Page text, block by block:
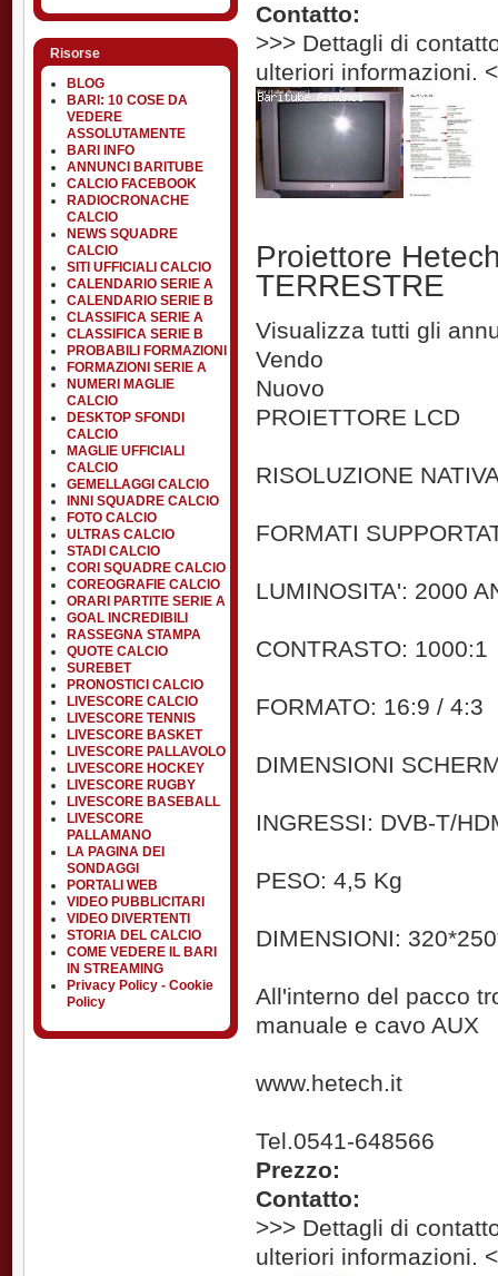
Risorse
BLOG
BARI: 10 COSE DA
VEDERE
ASSOLUTAMENTE
BARI INFO
ANNUNCI BARITUBE
CALCIO FACEBOOK
RADIOCRONACHE
CALCIO
NEWS SQUADRE
CALCIO
SITI UFFICIALI CALCIO
CALENDARIO SERIE A
CALENDARIO SERIE B
CLASSIFICA SERIE A
CLASSIFICA SERIE B
PROBABILI FORMAZIONI
FORMAZIONI SERIE A
NUMERI MAGLIE
CALCIO
DESKTOP SFONDI
CALCIO
MAGLIE UFFICIALI
CALCIO
GEMELLAGGI CALCIO
INNI SQUADRE CALCIO
FOTO CALCIO
ULTRAS CALCIO
STADI CALCIO
CORI SQUADRE CALCIO
COREOGRAFIE CALCIO
ORARI PARTITE SERIE A
GOAL INCREDIBILI
RASSEGNA STAMPA
QUOTE CALCIO
SUREBET
PRONOSTICI CALCIO
LIVESCORE CALCIO
LIVESCORE TENNIS
LIVESCORE BASKET
LIVESCORE PALLAVOLO
LIVESCORE HOCKEY
LIVESCORE RUGBY
LIVESCORE BASEBALL
LIVESCORE
PALLAMANO
LA PAGINA DEI
SONDAGGI
PORTALI WEB
VIDEO PUBBLICITARI
VIDEO DIVERTENTI
STORIA DEL CALCIO
COME VEDERE IL BARI
IN STREAMING
Privacy Policy - Cookie
Policy
Contatto:
>>> Dettagli di
ulteriori informazioni.
Proiettore
TERRESTRE
Visualizza tutti gli
Vendo
Nuovo
PROIETTORE LCD
RISOLUZIONE
FORMATI
LUMINOSITA': 2000
CONTRASTO: 1000:1
FORMATO: 16:9 / 4:3
DIMENSIONI
INGRESSI: DVB-T/
PESO: 4,5 Kg
DIMENSIONI:
All'interno del pacco
manuale e cavo AUX
www.hetech.it
Tel.0541-648566
Prezzo:
Contatto:
>>> Dettagli di
ulteriori informazioni.